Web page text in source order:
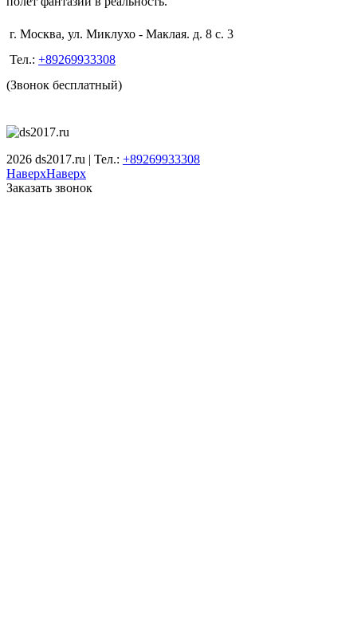
г. Москва, ул. Миклухо - Маклая. д. 8 с. 3
Тел.: +89269933308
(Звонок бесплатный)
2026 ds2017.ru | Тел.: +89269933308
НаверхНаверх
Заказать звонок